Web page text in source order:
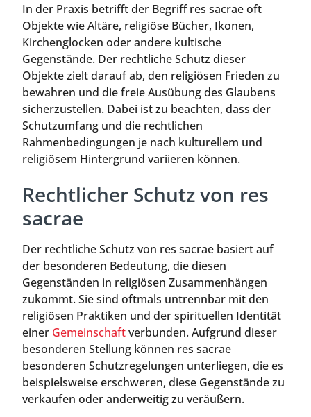
In der Praxis betrifft der Begriff res sacrae oft
Objekte wie Altäre, religiöse Bücher, Ikonen,
Kirchenglocken oder andere kultische
Gegenstände. Der rechtliche Schutz dieser
Objekte zielt darauf ab, den religiösen Frieden zu
bewahren und die freie Ausübung des Glaubens
sicherzustellen. Dabei ist zu beachten, dass der
Schutzumfang und die rechtlichen
Rahmenbedingungen je nach kulturellem und
religiösem Hintergrund variieren können.
Rechtlicher Schutz von res
sacrae
Der rechtliche Schutz von res sacrae basiert auf
der besonderen Bedeutung, die diesen
Gegenständen in religiösen Zusammenhängen
zukommt. Sie sind oftmals untrennbar mit den
religiösen Praktiken und der spirituellen Identität
einer Gemeinschaftverbunden. Aufgrund dieser
besonderen Stellung können res sacrae
besonderen Schutzregelungen unterliegen, die es
beispielsweise erschweren, diese Gegenstände zu
verkaufen oder anderweitig zu veräußern.